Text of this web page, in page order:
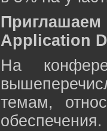
Application
На
темам,
обеспечения.